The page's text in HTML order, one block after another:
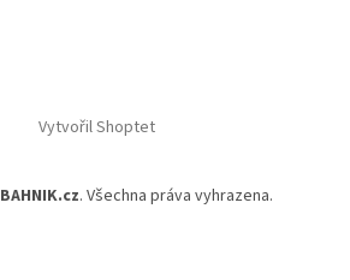
Vytvořil Shoptet
BAHNIK.cz. Všechna práva vyhrazena.